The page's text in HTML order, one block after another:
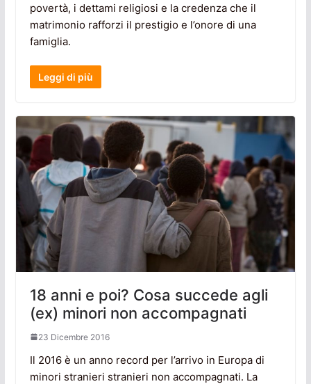
povertà, i dettami religiosi e la credenza che il
matrimonio rafforzi il prestigio e l’onore di una
famiglia.
Leggi di più
18 anni e poi? Cosa succede agli
(ex) minori non accompagnati
23 Dicembre 2016
Il 2016 è un anno record per l’arrivo in Europa di
minori stranieri stranieri non accompagnati. La